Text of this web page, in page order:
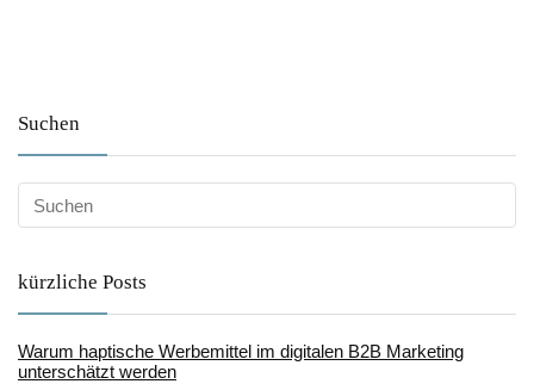
Suchen
kürzliche Posts
Warum haptische Werbemittel im digitalen B2B Marketing
unterschätzt werden